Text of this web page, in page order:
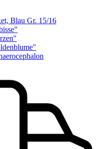
Blau Gr. 15/16